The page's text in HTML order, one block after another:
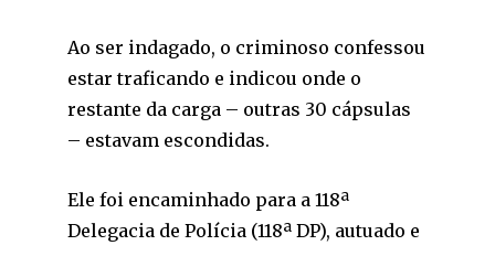
Ao ser indagado, o criminoso confessou
estar traficando e indicou onde o
restante da carga – outras 30 cápsulas
– estavam escondidas.
Ele foi encaminhado para a 118ª
Delegacia de Polícia (118ª DP), autuado e